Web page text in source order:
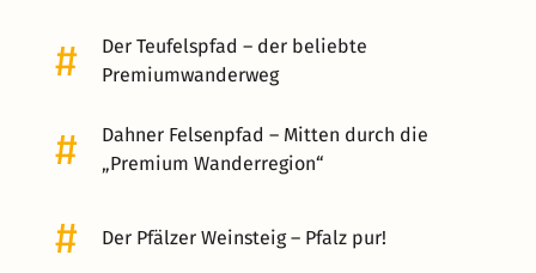
#
Der Teufelspfad – der beliebte
Premiumwanderweg
#
Dahner Felsenpfad – Mitten durch die
„Premium Wanderregion“
# Der Pfälzer Weinsteig – Pfalz pur!